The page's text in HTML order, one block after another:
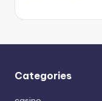
Categories